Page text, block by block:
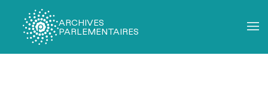
ARCHIVES
PARLEMENTAIRES